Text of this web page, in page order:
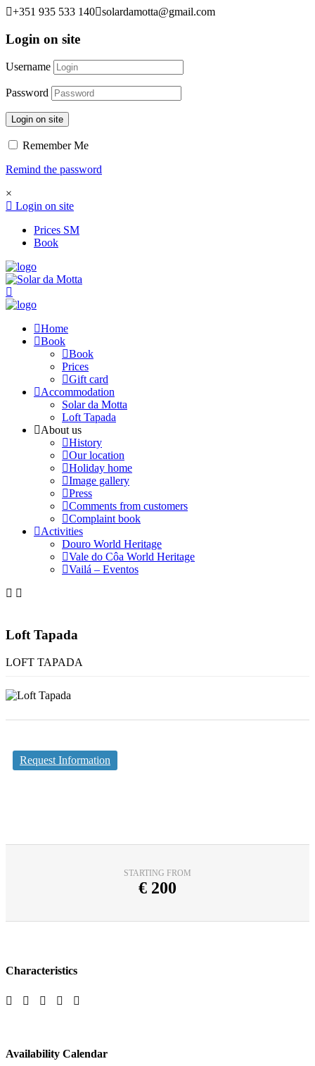
+351 935 533 140 solardamotta@gmail.com
Login on site
Username
Password
Login on site
Remember Me
Remind the password
×
Login on site
Prices SM
Book
Home
Book
Book
Prices
Gift card
Accommodation
Solar da Motta
Loft Tapada
About us
History
Our location
Holiday home
Image gallery
Press
Comments from customers
Complaint book
Activities
Douro World Heritage
Vale do Côa World Heritage
Vailá – Eventos
Loft Tapada
LOFT TAPADA
Request Information
STARTING FROM
€ 200
Characteristics
Availability Calendar